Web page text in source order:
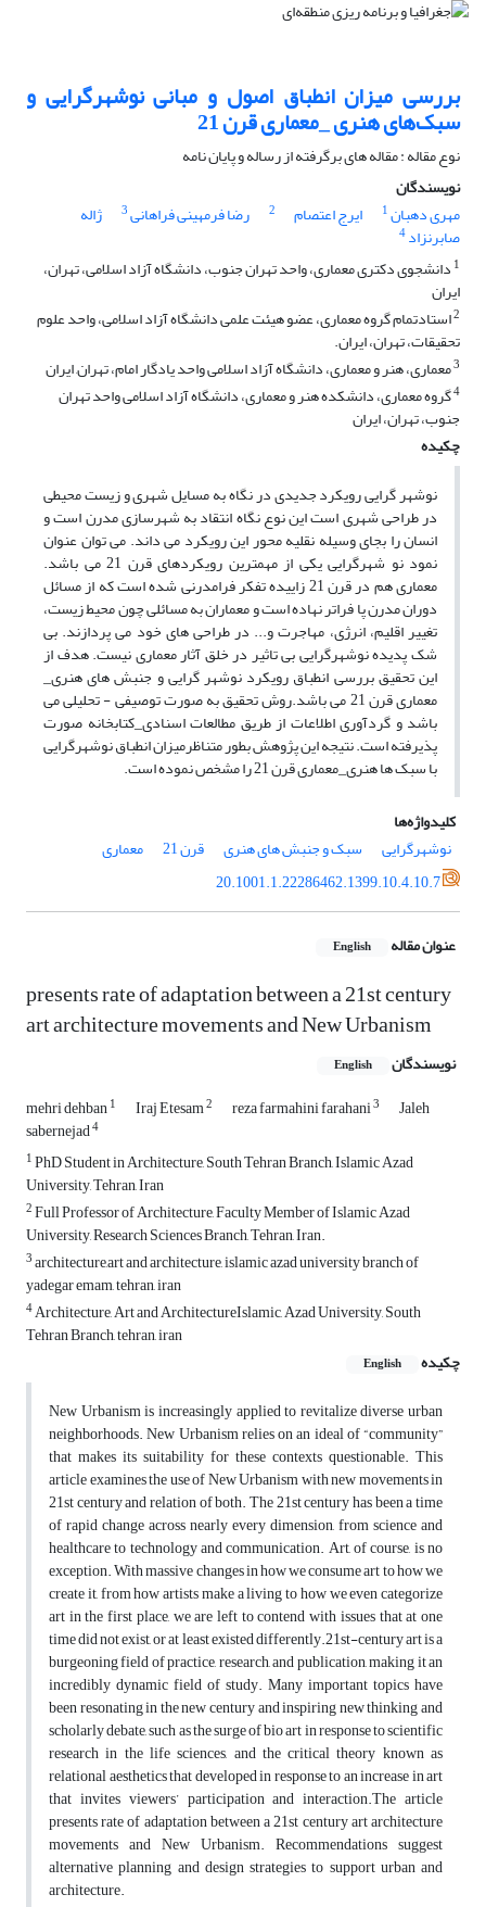
بررسی میزان انطباق اصول و مبانی نوشهرگرایی و
سبک‌های هنری _معماری قرن 21
نوع مقاله : مقاله های برگرفته از رساله و پایان نامه
نویسندگان
مهری دهبان1 ایرج اعتصام 2 رضا فرمهینی فراهانی3 ژاله
صابرنزاد4
1 دانشجوی دکتری معماری، واحد تهران جنوب، دانشگاه آزاد اسلامی، تهران،
ایران
2استادتمام گروه معماری، عضو هیئت علمی دانشگاه آزاد اسلامی، واحد علوم
تحقیقات، تهران، ایران.
3معماری، هنر و معماری، دانشگاه آزاد اسلامی واحد یادگار امام، تهران, ایران
4گروه معماری، دانشکده هنر و معماری، دانشگاه آزاد اسلامی واحد تهران
جنوب، تهران، ایران
چکیده
نوشهر گرایی رویکرد جدیدی در نگاه به مسایل شهری و زیست محیطی
در طراحی شهری است این نوع نگاه انتقاد به شهرسازی مدرن است و
انسان را بجای وسیله نقلیه محور این رویکرد می داند. می توان عنوان
نمود نو شهرگرایی یکی از مهمترین رویکردهای قرن 21 می باشد.
معماری هم در قرن 21 زاییده تفکر فرامدرنی شده است که از مسائل
دوران مدرن پا فراتر نهاده است و معماران به مسائلی چون محیط زیست،
تغییر اقلیم، انرژی، مهاجرت و... در طراحی های خود می پردازند. بی
شک پدیده نوشهرگرایی بی تاثیر در خلق آثار معماری نیست. هدف از
این تحقیق بررسی انطباق رویکرد نوشهر گرایی و جنبش های هنری_
معماری قرن 21 می باشد.روش تحقیق به صورت توصیفی - تحلیلی می
باشد و گردآوری اطلاعات از طریق مطالعات اسنادی_کتابخانه صورت
پذیرفته است. نتیجه این پژوهش بطور متناظرمیزان انطباق نوشهرگرایی
با سبک ها هنری_معماری قرن 21 را مشخص نموده است.
کلیدواژه‌ها
نوشهرگرایی
سبک و جنبش های هنری قرن 21
معماری
20.1001.1.22286462.1399.10.4.10.7
عنوان مقاله English
presents rate of adaptation between a 21st century
art architecture movements and New Urbanism
نویسندگان English
mehri dehban1 Iraj Etesam2 reza farmahini farahani3 Jaleh
sabernejad4
1PhD Student in Architecture, South Tehran Branch, Islamic Azad
University, Tehran, Iran
2Full Professor of Architecture, Faculty Member of Islamic Azad
University, Research Sciences Branch, Tehran, Iran.
3architecture,art and architecture, islamic azad university branch of
yadegar emam, tehran, iran
4Architecture, Art and ArchitectureIslamic, Azad University, South
Tehran Branch, tehran, iran
چکیده
English
New Urbanism is increasingly applied to revitalize diverse urban
neighborhoods. New Urbanism relies on an ideal of “community”
that makes its suitability for these contexts questionable. This
article examines the use of New Urbanism with new movements in
21st century and relation of both. The 21st century has been a time
of rapid change across nearly every dimension, from science and
healthcare to technology and communication. Art, of course, is no
exception. With massive changes in how we consume art to how we
create it, from how artists make a living to how we even categorize
art in the first place, we are left to contend with issues that at one
time did not exist, or at least existed differently.21st-century art is a
burgeoning field of practice, research, and publication, making it an
incredibly dynamic field of study. Many important topics have
been resonating in the new century and inspiring new thinking and
scholarly debate, such as the surge of bio art in response to scientific
research in the life sciences, and the critical theory known as
relational aesthetics that developed in response to an increase in art
that invites viewers’ participation and interaction.The article
presents rate of adaptation between a 21st century art architecture
movements and New Urbanism. Recommendations suggest
alternative planning and design strategies to support urban and
architecture.